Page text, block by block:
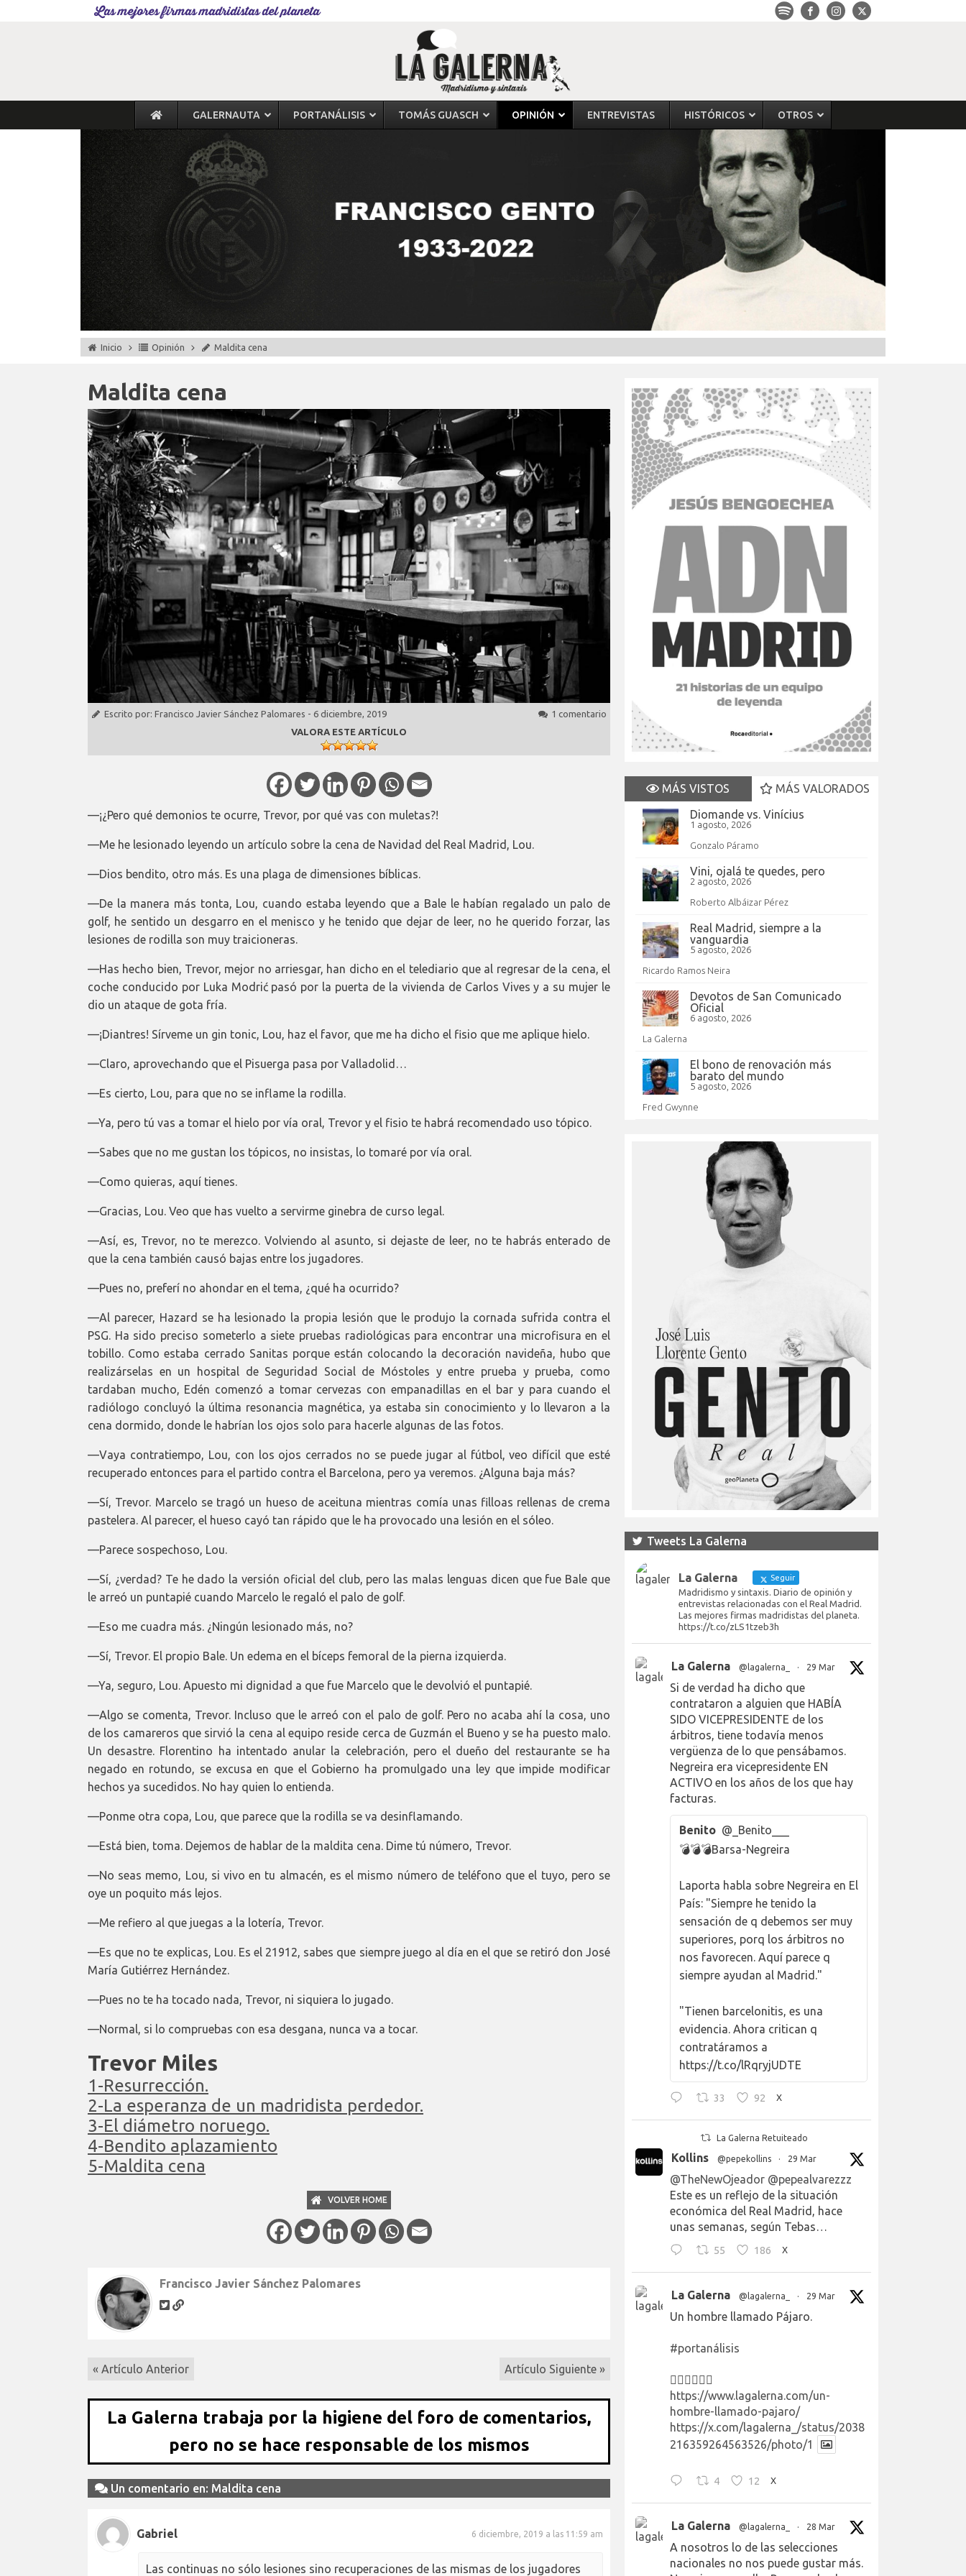
Las mejores firmas madridistas del planeta
GALERNAUTA PORTANÁLISIS TOMÁS GUASCH OPINIÓN ENTREVISTAS HISTÓRICOS OTROS
Inicio Opinión Maldita cena
Maldita cena
Escrito por: Francisco Javier Sánchez Palomares - 6 diciembre, 2019
1 comentario
VALORA ESTE ARTÍCULO
—¡¿Pero qué demonios te ocurre, Trevor, por qué vas con muletas?!
—Me he lesionado leyendo un artículo sobre la cena de Navidad del Real Madrid, Lou.
—Dios bendito, otro más. Es una plaga de dimensiones bíblicas.
—De la manera más tonta, Lou, cuando estaba leyendo que a Bale le habían regalado un palo de
golf, he sentido un desgarro en el menisco y he tenido que dejar de leer, no he querido forzar, las
lesiones de rodilla son muy traicioneras.
—Has hecho bien, Trevor, mejor no arriesgar, han dicho en el telediario que al regresar de la cena, el
coche conducido por Luka Modrić pasó por la puerta de la vivienda de Carlos Vives y a su mujer le
dio un ataque de gota fría.
—¡Diantres! Sírveme un gin tonic, Lou, haz el favor, que me ha dicho el fisio que me aplique hielo.
—Claro, aprovechando que el Pisuerga pasa por Valladolid…
—Es cierto, Lou, para que no se inflame la rodilla.
—Ya, pero tú vas a tomar el hielo por vía oral, Trevor y el fisio te habrá recomendado uso tópico.
—Sabes que no me gustan los tópicos, no insistas, lo tomaré por vía oral.
—Como quieras, aquí tienes.
—Gracias, Lou. Veo que has vuelto a servirme ginebra de curso legal.
—Así, es, Trevor, no te merezco. Volviendo al asunto, si dejaste de leer, no te habrás enterado de
que la cena también causó bajas entre los jugadores.
—Pues no, preferí no ahondar en el tema, ¿qué ha ocurrido?
—Al parecer, Hazard se ha lesionado la propia lesión que le produjo la cornada sufrida contra el
PSG. Ha sido preciso someterlo a siete pruebas radiológicas para encontrar una microfisura en el
tobillo. Como estaba cerrado Sanitas porque están colocando la decoración navideña, hubo que
realizárselas en un hospital de Seguridad Social de Móstoles y entre prueba y prueba, como
tardaban mucho, Edén comenzó a tomar cervezas con empanadillas en el bar y para cuando el
radiólogo concluyó la última resonancia magnética, ya estaba sin conocimiento y lo llevaron a la
cena dormido, donde le habrían los ojos solo para hacerle algunas de las fotos.
—Vaya contratiempo, Lou, con los ojos cerrados no se puede jugar al fútbol, veo difícil que esté
recuperado entonces para el partido contra el Barcelona, pero ya veremos. ¿Alguna baja más?
—Sí, Trevor. Marcelo se tragó un hueso de aceituna mientras comía unas filloas rellenas de crema
pastelera. Al parecer, el hueso cayó tan rápido que le ha provocado una lesión en el sóleo.
—Parece sospechoso, Lou.
—Sí, ¿verdad? Te he dado la versión oficial del club, pero las malas lenguas dicen que fue Bale que
le arreó un puntapié cuando Marcelo le regaló el palo de golf.
—Eso me cuadra más. ¿Ningún lesionado más, no?
—Sí, Trevor. El propio Bale. Un edema en el bíceps femoral de la pierna izquierda.
—Ya, seguro, Lou. Apuesto mi dignidad a que fue Marcelo que le devolvió el puntapié.
—Algo se comenta, Trevor. Incluso que le arreó con el palo de golf. Pero no acaba ahí la cosa, uno
de los camareros que sirvió la cena al equipo reside cerca de Guzmán el Bueno y se ha puesto malo.
Un desastre. Florentino ha intentado anular la celebración, pero el dueño del restaurante se ha
negado en rotundo, se excusa en que el Gobierno ha promulgado una ley que impide modificar
hechos ya sucedidos. No hay quien lo entienda.
—Ponme otra copa, Lou, que parece que la rodilla se va desinflamando.
—Está bien, toma. Dejemos de hablar de la maldita cena. Dime tú número, Trevor.
—No seas memo, Lou, si vivo en tu almacén, es el mismo número de teléfono que el tuyo, pero se
oye un poquito más lejos.
—Me refiero al que juegas a la lotería, Trevor.
—Es que no te explicas, Lou. Es el 21912, sabes que siempre juego al día en el que se retiró don José
María Gutiérrez Hernández.
—Pues no te ha tocado nada, Trevor, ni siquiera lo jugado.
—Normal, si lo compruebas con esa desgana, nunca va a tocar.
Trevor Miles
1-Resurrección.
2-La esperanza de un madridista perdedor.
3-El diámetro noruego.
4-Bendito aplazamiento
5-Maldita cena
VOLVER HOME
Francisco Javier Sánchez Palomares
« Artículo Anterior Artículo Siguiente »
La Galerna trabaja por la higiene del foro de comentarios,
pero no se hace responsable de los mismos
Un comentario en: Maldita cena
Gabriel 6 diciembre, 2019 a las 11:59 am
Las continuas no sólo lesiones sino recuperaciones de las mismas de los jugadores
MÁS VISTOS
MÁS VALORADOS
Diomande vs. Vinícius
1 agosto, 2026
Gonzalo Páramo
Vini, ojalá te quedes, pero
2 agosto, 2026
Roberto Albáizar Pérez
Real Madrid, siempre a la
vanguardia
5 agosto, 2026
Ricardo Ramos Neira
Devotos de San Comunicado
Oficial
6 agosto, 2026
La Galerna
El bono de renovación más
barato del mundo
5 agosto, 2026
Fred Gwynne
Tweets La Galerna
La Galerna Seguir
Madridismo y sintaxis. Diario de opinión y
entrevistas relacionadas con el Real Madrid.
Las mejores firmas madridistas del planeta.
https://t.co/zLS1tzeb3h
La Galerna @lagalerna_ · 29 Mar
Si de verdad ha dicho que
contrataron a alguien que HABÍA
SIDO VICEPRESIDENTE de los
árbitros, tiene todavía menos
vergüenza de lo que pensábamos.
Negreira era vicepresidente EN
ACTIVO en los años de los que hay
facturas.
Benito @_Benito___
💣💣💣Barsa-Negreira
Laporta habla sobre Negreira en El
País: "Siempre he tenido la
sensación de q debemos ser muy
superiores, porq los árbitros no
nos favorecen. Aquí parece q
siempre ayudan al Madrid."
"Tienen barcelonitis, es una
evidencia. Ahora critican q
contratáramos a
https://t.co/lRqryjUDTE
33 92 X
La Galerna Retuiteado
Kollins @pepekollins · 29 Mar
@TheNewOjeador @pepealvarezzz
Este es un reflejo de la situación
económica del Real Madrid, hace
unas semanas, según Tebas…
55 186 X
La Galerna @lagalerna_ · 29 Mar
Un hombre llamado Pájaro.
#portanálisis
👉🏻👉🏻👉🏻
https://www.lagalerna.com/un-
hombre-llamado-pajaro/
https://x.com/lagalerna_/status/2038
216359264563526/photo/1
4 12 X
La Galerna @lagalerna_ · 28 Mar
A nosotros lo de las selecciones
nacionales no nos puede gustar más.